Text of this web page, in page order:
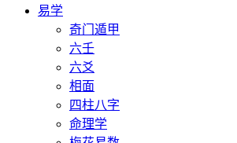
易学
奇门遁甲
六壬
六爻
相面
四柱八字
命理学